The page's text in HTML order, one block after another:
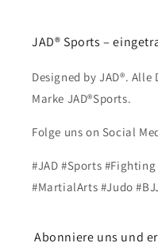
JAD® Sports –
Designed by JAD®.
Marke JAD®Sports.
Folge uns on Social
#JAD #Sports
#MartialArts #Judo
Abonniere uns und